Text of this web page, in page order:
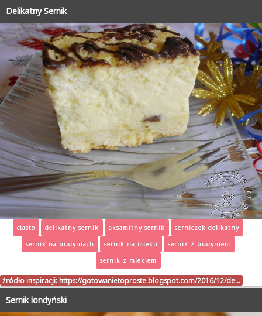
Delikatny Sernik
ciasto delikatny sernik aksamitny sernik
serniczek delikatny
sernik na budyniach
sernik na mleku
sernik z budyniem
sernik z mlekiem
źródło inspiracji: https://gotowanietoproste.blogspot.com/2016/12/de…
Sernik londyński